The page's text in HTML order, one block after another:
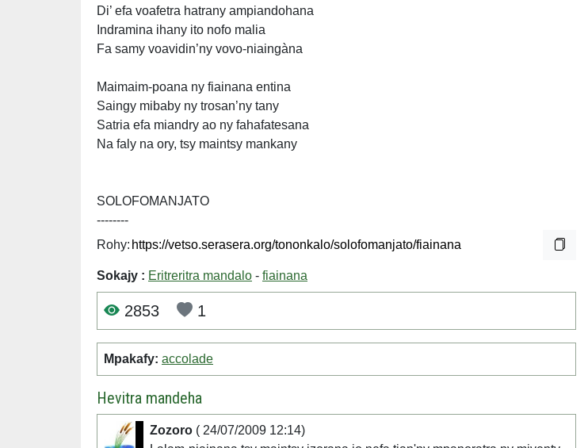
Di’ efa voafetra hatrany ampiandohana
Indramina ihany ito nofo malia
Fa samy voavidin’ny vovo-niaingàna
Maimaim-poana ny fiainana entina
Saingy mibaby ny trosan’ny tany
Satria efa miandry ao ny fahafatesana
Na faly na ory, tsy maintsy mankany
SOLOFOMANJATO
--------
Rohy:
Sokajy : Eritreritra mandalo - fiainana
2853 1
Mpakafy: accolade
Hevitra mandeha
Zozoro ( 24/07/2009 12:14)